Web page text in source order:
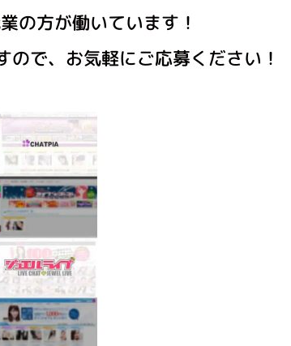
の方が働いています！
で、お気軽にご応募ください！